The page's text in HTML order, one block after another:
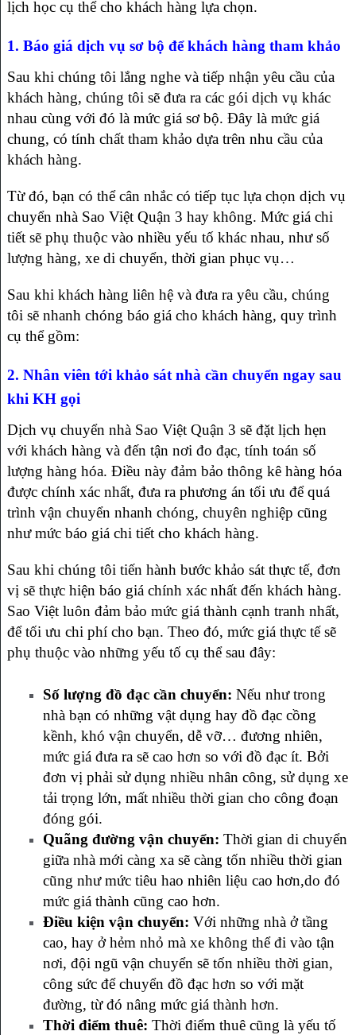
lịch học cụ thể cho khách hàng lựa chọn.
1. Báo giá dịch vụ sơ bộ để khách hàng tham khảo
Sau khi chúng tôi lắng nghe và tiếp nhận yêu cầu của
khách hàng, chúng tôi sẽ đưa ra các gói dịch vụ khác
nhau cùng với đó là mức giá sơ bộ. Đây là mức giá
chung, có tính chất tham khảo dựa trên nhu cầu của
khách hàng.
Từ đó, bạn có thể cân nhắc có tiếp tục lựa chọn dịch vụ
chuyển nhà Sao Việt Quận 3 hay không. Mức giá chi
tiết sẽ phụ thuộc vào nhiều yếu tố khác nhau, như số
lượng hàng, xe di chuyển, thời gian phục vụ…
Sau khi khách hàng liên hệ và đưa ra yêu cầu, chúng
tôi sẽ nhanh chóng báo giá cho khách hàng, quy trình
cụ thể gồm:
2. Nhân viên tới khảo sát nhà cần chuyển ngay sau
khi KH gọi
Dịch vụ chuyển nhà Sao Việt Quận 3 sẽ đặt lịch hẹn
với khách hàng và đến tận nơi đo đạc, tính toán số
lượng hàng hóa. Điều này đảm bảo thông kê hàng hóa
được chính xác nhất, đưa ra phương án tối ưu để quá
trình vận chuyển nhanh chóng, chuyên nghiệp cũng
như mức báo giá chi tiết cho khách hàng.
Sau khi chúng tôi tiến hành bước khảo sát thực tế, đơn
vị sẽ thực hiện báo giá chính xác nhất đến khách hàng.
Sao Việt luôn đảm bảo mức giá thành cạnh tranh nhất,
để tối ưu chi phí cho bạn. Theo đó, mức giá thực tế sẽ
phụ thuộc vào những yếu tố cụ thể sau đây:
Số lượng đồ đạc cần chuyển: Nếu như trong
nhà bạn có những vật dụng hay đồ đạc cồng
kềnh, khó vận chuyển, dễ vỡ… đương nhiên,
mức giá đưa ra sẽ cao hơn so với đồ đạc ít. Bởi
đơn vị phải sử dụng nhiều nhân công, sử dụng xe
tải trọng lớn, mất nhiều thời gian cho công đoạn
đóng gói.
Quãng đường vận chuyển: Thời gian di chuyển
giữa nhà mới càng xa sẽ càng tốn nhiều thời gian
cũng như mức tiêu hao nhiên liệu cao hơn,do đó
mức giá thành cũng cao hơn.
Điều kiện vận chuyển: Với những nhà ở tầng
cao, hay ở hẻm nhỏ mà xe không thể đi vào tận
nơi, đội ngũ vận chuyển sẽ tốn nhiều thời gian,
công sức để chuyển đồ đạc hơn so với mặt
đường, từ đó nâng mức giá thành hơn.
Thời điểm thuê: Thời điểm thuê cũng là yếu tố